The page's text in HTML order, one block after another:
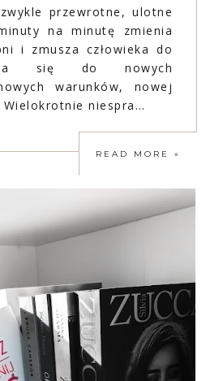
przewrotne, ulotne
na minutę zmienia
i zmusza człowieka do
się do nowych
warunków, nowej
niespra…
READ MORE »